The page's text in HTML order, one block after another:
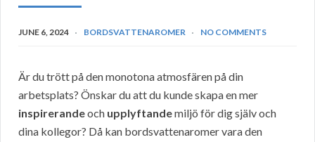
JUNE 6, 2024 BORDSVATTENAROMER NO COMMENTS
Är du trött på den monotona atmosfären på din
arbetsplats? Önskar du att du kunde skapa en mer
inspirerandeoch upplyftandemiljö för dig själv och
dina kollegor? Då kan bordsvattenaromer vara den